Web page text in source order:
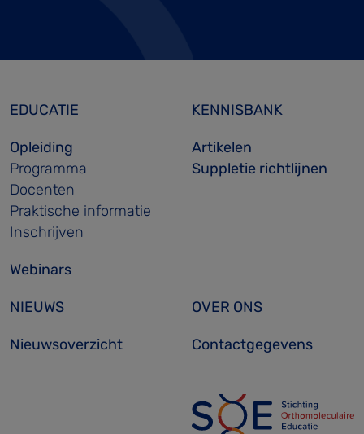
EDUCATIE
Opleiding
Programma
Docenten
Praktische informatie
Inschrijven
Webinars
KENNISBANK
Artikelen
Suppletie richtlijnen
NIEUWS
Nieuwsoverzicht
OVER ONS
Contactgegevens